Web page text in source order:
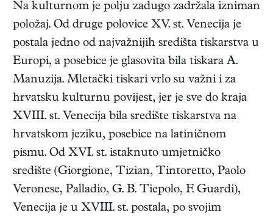
Na kulturnom je polju zadugo zadržala izniman
položaj. Od druge polovice XV. st. Venecija je
postala jedno od najvažnijih središta tiskarstva u
Europi, a posebice je glasovita bila tiskara A.
Manuzija. Mletački tiskari vrlo su važni i za
hrvatsku kulturnu povijest, jer je sve do kraja
XVIII. st. Venecija bila središte tiskarstva na
hrvatskom jeziku, posebice na latiničnom
pismu. Od XVI. st. istaknuto umjetničko
središte (Giorgione, Tizian, Tintoretto, Paolo
Veronese, Palladio, G. B. Tiepolo, F. Guardi),
Venecija je u XVIII. st. postala, po svojim